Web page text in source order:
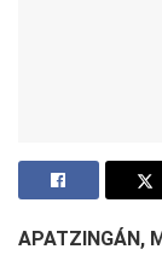
APATZINGÁN,